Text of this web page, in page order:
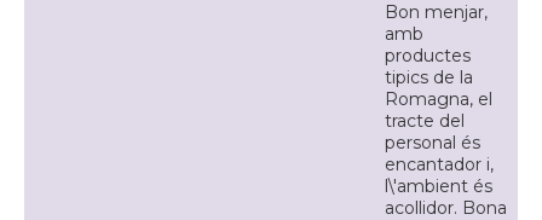
Bon menjar,
amb
productes
tipics de la
Romagna, el
tracte del
personal és
encantador i,
l\'ambient és
acollidor. Bona